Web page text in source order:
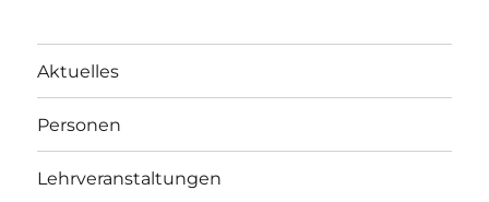
Aktuelles
Personen
Lehrveranstaltungen